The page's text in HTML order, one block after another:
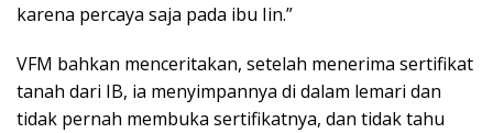
karena percaya saja pada ibu Iin.”
VFM bahkan menceritakan, setelah menerima sertifikat
tanah dari IB, ia menyimpannya di dalam lemari dan
tidak pernah membuka sertifikatnya, dan tidak tahu